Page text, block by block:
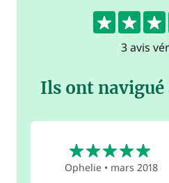
4.7
3 avis
Ils ont navigué
Ophelie • mars 2018